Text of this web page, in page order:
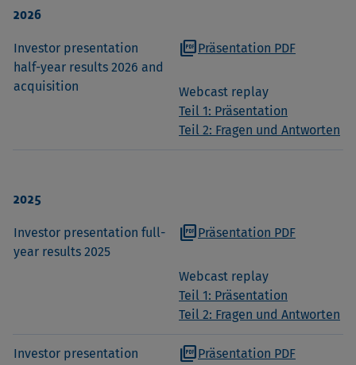
2026
Investor presentation
half-year results 2026 and
acquisition
picture_as_pdfPräsentation PDF
Webcast replay
Teil 1: Präsentation
Teil 2: Fragen und Antworten
2025
Investor presentation full-
year results 2025
picture_as_pdfPräsentation PDF
Webcast replay
Teil 1: Präsentation
Teil 2: Fragen und Antworten
Investor presentation
picture_as_pdfPräsentation PDF